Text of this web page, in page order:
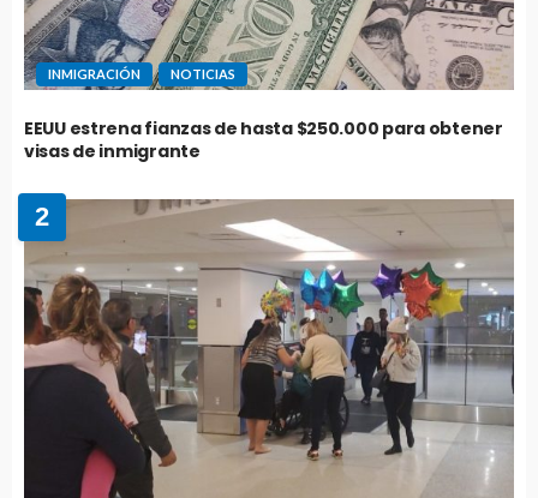
INMIGRACIÓN NOTICIAS
EEUU estrena fianzas de hasta $250.000 para obtener
visas de inmigrante
2